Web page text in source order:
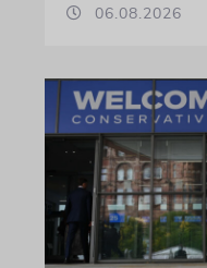
06.08.2026